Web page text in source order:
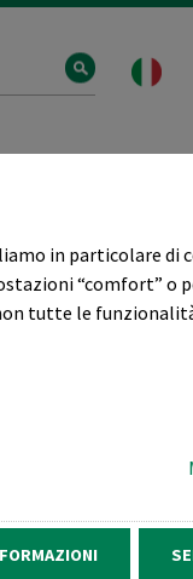
in particolare di
“comfort” o
tutte le